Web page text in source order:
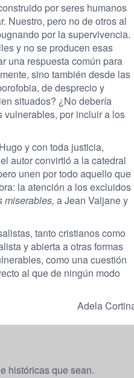
por seres humanos
Nuestro, pero no de otros al
por la supervivencia.
y no se producen esas
una respuesta común para
sino también desde las
de desprecio y
situados? ¿No debería
vulnerables, por incluir a los
y con toda justicia,
el autor convirtió a la catedral
unen por todo aquello que
la atención a los excluidos
miserables, a Jean Valjane y
tanto cristianos como
y abierta a otras formas
como una cuestión
al que de ningún modo
Adela
históricas que sean.